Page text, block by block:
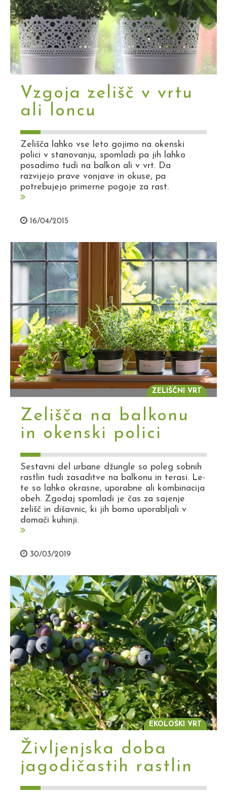
Vzgoja zelišč v vrtu
ali loncu
Zelišča lahko vse leto gojimo na okenski
polici v stanovanju, spomladi pa jih lahko
posadimo tudi na balkon ali v vrt. Da
razvijejo prave vonjave in okuse, pa
potrebujejo primerne pogoje za rast.
16/04/2015
ZELIŠČNI VRT
Zelišča na balkonu
in okenski polici
Sestavni del urbane džungle so poleg sobnih
rastlin tudi zasaditve na balkonu in terasi. Le-
te so lahko okrasne, uporabne ali kombinacija
obeh. Zgodaj spomladi je čas za sajenje
zelišč in dišavnic, ki jih bomo uporabljali v
domači kuhinji.
30/03/2019
EKOLOŠKI VRT
Življenjska doba
jagodičastih rastlin